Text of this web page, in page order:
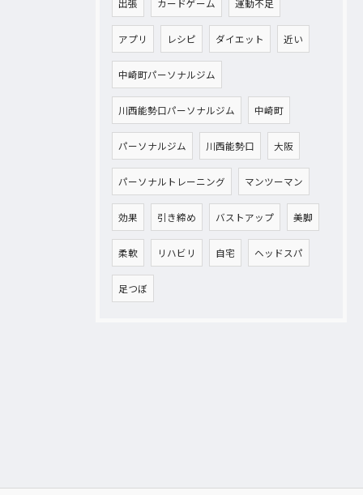
出張 カードゲーム 運動不足
アプリ レシピ ダイエット 近い
中崎町パーソナルジム
川西能勢口パーソナルジム 中崎町
パーソナルジム 川西能勢口 大阪
パーソナルトレーニング マンツーマン
効果 引き締め バストアップ 美脚
柔軟 リハビリ 自宅 ヘッドスパ
足つぼ